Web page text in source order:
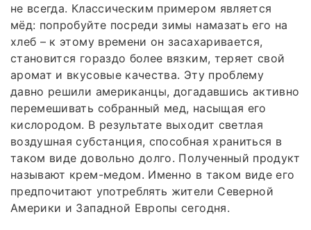
не всегда. Классическим примером является
мёд: попробуйте посреди зимы намазать его на
хлеб – к этому времени он засахаривается,
становится гораздо более вязким, теряет свой
аромат и вкусовые качества. Эту проблему
давно решили американцы, догадавшись активно
перемешивать собранный мед, насыщая его
кислородом. В результате выходит светлая
воздушная субстанция, способная храниться в
таком виде довольно долго. Полученный продукт
называют крем-медом. Именно в таком виде его
предпочитают употреблять жители Северной
Америки и Западной Европы сегодня.